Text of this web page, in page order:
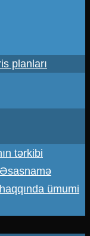
planları
tərkibi
ümumi